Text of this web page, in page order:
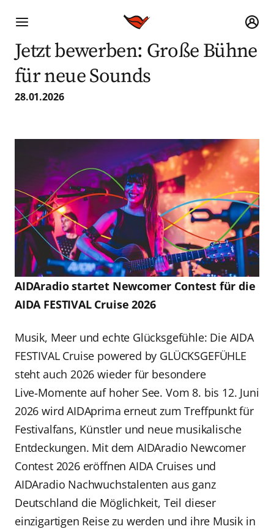
Jetzt bewerben: Große Bühne
für neue Sounds
28.01.2026
AIDAradio startet Newcomer Contest für die
AIDA FESTIVAL Cruise 2026
Musik, Meer und echte Glücksgefühle: Die AIDA
FESTIVAL Cruise powered by GLÜCKSGEFÜHLE
steht auch 2026 wieder für besondere
Live‑Momente auf hoher See. Vom 8. bis 12. Juni
2026 wird AIDAprima erneut zum Treffpunkt für
Festivalfans, Künstler und neue musikalische
Entdeckungen. Mit dem AIDAradio Newcomer
Contest 2026 eröffnen AIDA Cruises und
AIDAradio Nachwuchstalenten aus ganz
Deutschland die Möglichkeit, Teil dieser
einzigartigen Reise zu werden und ihre Musik in